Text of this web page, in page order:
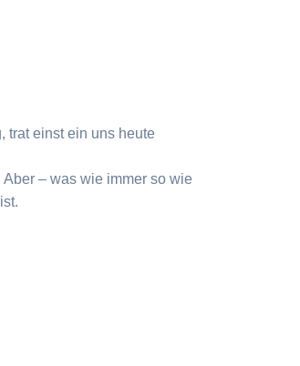
trat einst ein uns heute
– was wie immer so wie